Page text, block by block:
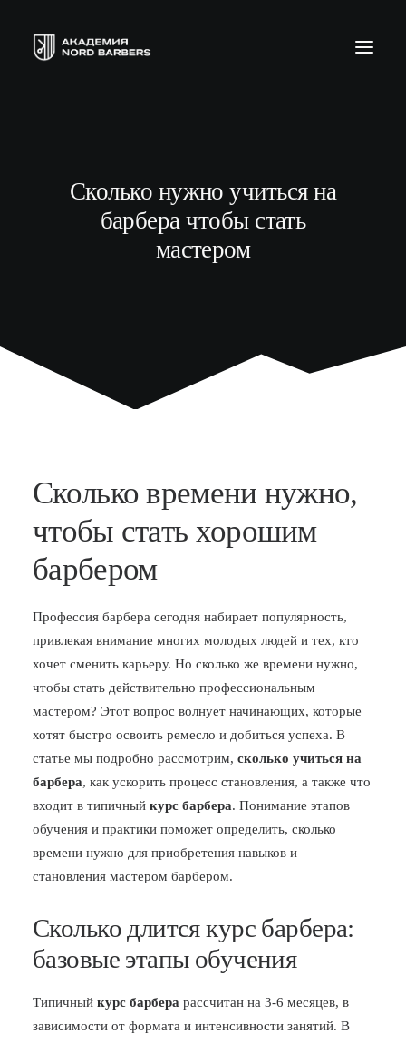
МОДЕЛЯМ
ВЫПУСКНИКИ
Сколько нужно учиться на
барбера чтобы стать
мастером
Сколько времени нужно,
чтобы стать хорошим
барбером
Профессия барбера сегодня набирает популярность,
привлекая внимание многих молодых людей и тех, кто
хочет сменить карьеру. Но сколько же времени нужно,
чтобы стать действительно профессиональным
мастером? Этот вопрос волнует начинающих, которые
хотят быстро освоить ремесло и добиться успеха. В
статье мы подробно рассмотрим, сколько учиться на
барбера, как ускорить процесс становления, а также что
входит в типичный курс барбера. Понимание этапов
обучения и практики поможет определить, сколько
времени нужно для приобретения навыков и
становления мастером барбером.
Сколько длится курс барбера:
базовые этапы обучения
Типичный курс барбера рассчитан на 3-6 месяцев, в
зависимости от формата и интенсивности занятий. В